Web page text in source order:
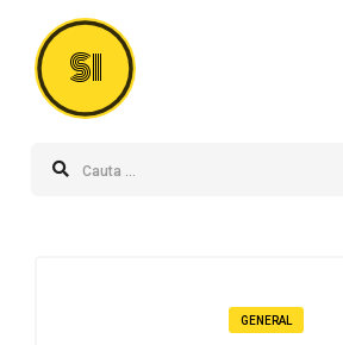
SI
GENERAL